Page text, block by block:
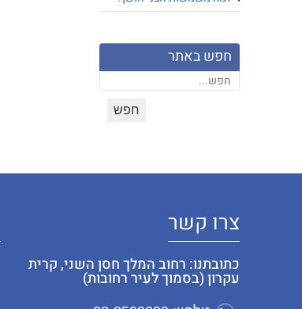
חפש באתר
צרו קשר
כתובתנו: רחוב המלך חסן השני, קרית
עקרון (בסמוך לעיר רחובות)